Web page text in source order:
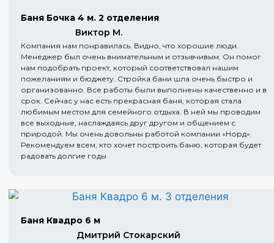
Баня Бочка 4 м. 2 отделения
Виктор М.
Компания нам понравилась. Видно, что хорошие люди.
Менеджер был очень внимательным и отзывчивым. Он помог
нам подобрать проект, который соответствовал нашим
пожеланиям и бюджету. Стройка бани шла очень быстро и
организованно. Все работы были выполнены качественно и в
срок. Сейчас у нас есть прекрасная баня, которая стала
любимым местом для семейного отдыха. В ней мы проводим
все выходные, наслаждаясь друг другом и общением с
природой. Мы очень довольны работой компании «Норд».
Рекомендуем всем, кто хочет построить баню, которая будет
радовать долгие годы
Баня Квадро 6 м
Дмитрий Стокарский